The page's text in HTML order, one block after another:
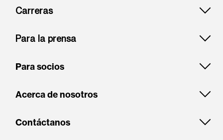
Carreras
Para la prensa
Para socios
Acerca de nosotros
Contáctanos